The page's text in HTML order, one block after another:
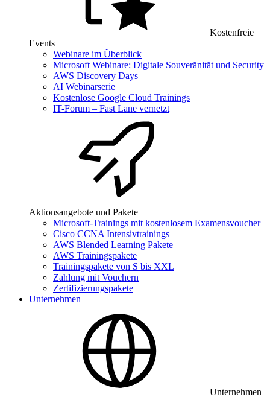
Kostenfreie
Events
Webinare im Überblick
Microsoft Webinare: Digitale Souveränität und Security
AWS Discovery Days
AI Webinarserie
Kostenlose Google Cloud Trainings
IT-Forum – Fast Lane vernetzt
Aktionsangebote und Pakete
Microsoft-Trainings mit kostenlosem Examensvoucher
Cisco CCNA Intensivtrainings
AWS Blended Learning Pakete
AWS Trainingspakete
Trainingspakete von S bis XXL
Zahlung mit Vouchern
Zertifizierungspakete
Unternehmen
Unternehmen